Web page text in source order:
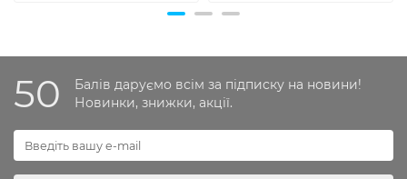
50
Балів даруємо всім за підписку на новини!
Новинки, знижки, акції.